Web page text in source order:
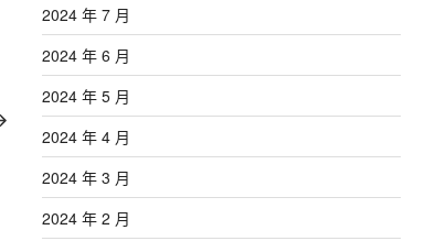
2024 年 7 月
2024 年 6 月
2024 年 5 月
2024 年 4 月
2024 年 3 月
2024 年 2 月